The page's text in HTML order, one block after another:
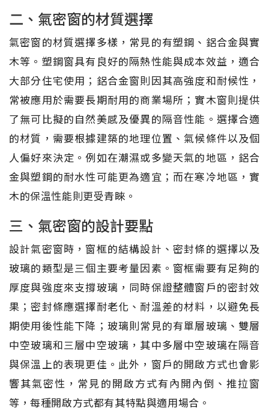
二、氣密窗的材質選擇
氣密窗的材質選擇多樣，常見的有塑鋼、鋁合金與實
木等。塑鋼窗具有良好的隔熱性能與成本效益，適合
大部分住宅使用；鋁合金窗則因其高強度和耐候性，
常被應用於需要長期耐用的商業場所；實木窗則提供
了無可比擬的自然美感及優異的隔音性能。選擇合適
的材質，需要根據建築的地理位置、氣候條件以及個
人偏好來決定。例如在潮濕或多變天氣的地區，鋁合
金與塑鋼的耐水性可能更為適宜；而在寒冷地區，實
木的保溫性能則更受青睞。
三、氣密窗的設計要點
設計氣密窗時，窗框的結構設計、密封條的選擇以及
玻璃的類型是三個主要考量因素。窗框需要有足夠的
厚度與強度來支撐玻璃，同時保證整體窗戶的密封效
果；密封條應選擇耐老化、耐溫差的材料，以避免長
期使用後性能下降；玻璃則常見的有單層玻璃、雙層
中空玻璃和三層中空玻璃，其中多層中空玻璃在隔音
與保溫上的表現更佳。此外，窗戶的開啟方式也會影
響其氣密性，常見的開啟方式有內開內倒、推拉窗
等，每種開啟方式都有其特點與適用場合。